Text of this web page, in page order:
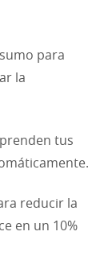
para
la
tus
reducir la
en un 10%